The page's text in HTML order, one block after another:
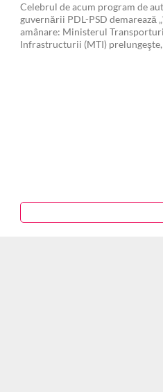
Celebrul de acum program de
guvernării PDL-PSD demarează
amânare: Ministerul
Infrastructurii (MTI) prelungeşte,